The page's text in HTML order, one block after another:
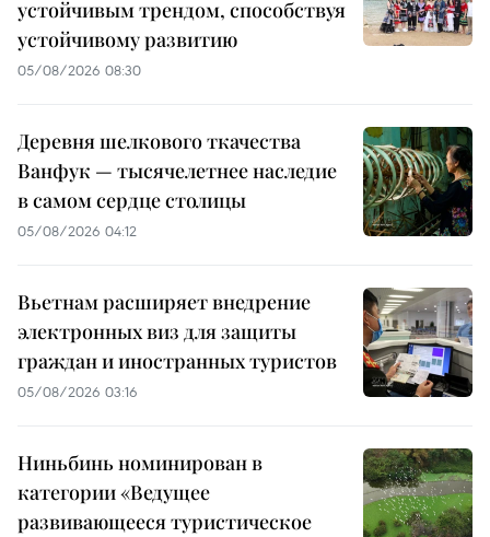
устойчивым трендом, способствуя
устойчивому развитию
05/08/2026 08:30
Деревня шелкового ткачества
Ванфук — тысячелетнее наследие
в самом сердце столицы
05/08/2026 04:12
Вьетнам расширяет внедрение
электронных виз для защиты
граждан и иностранных туристов
05/08/2026 03:16
Ниньбинь номинирован в
категории «Ведущее
развивающееся туристическое